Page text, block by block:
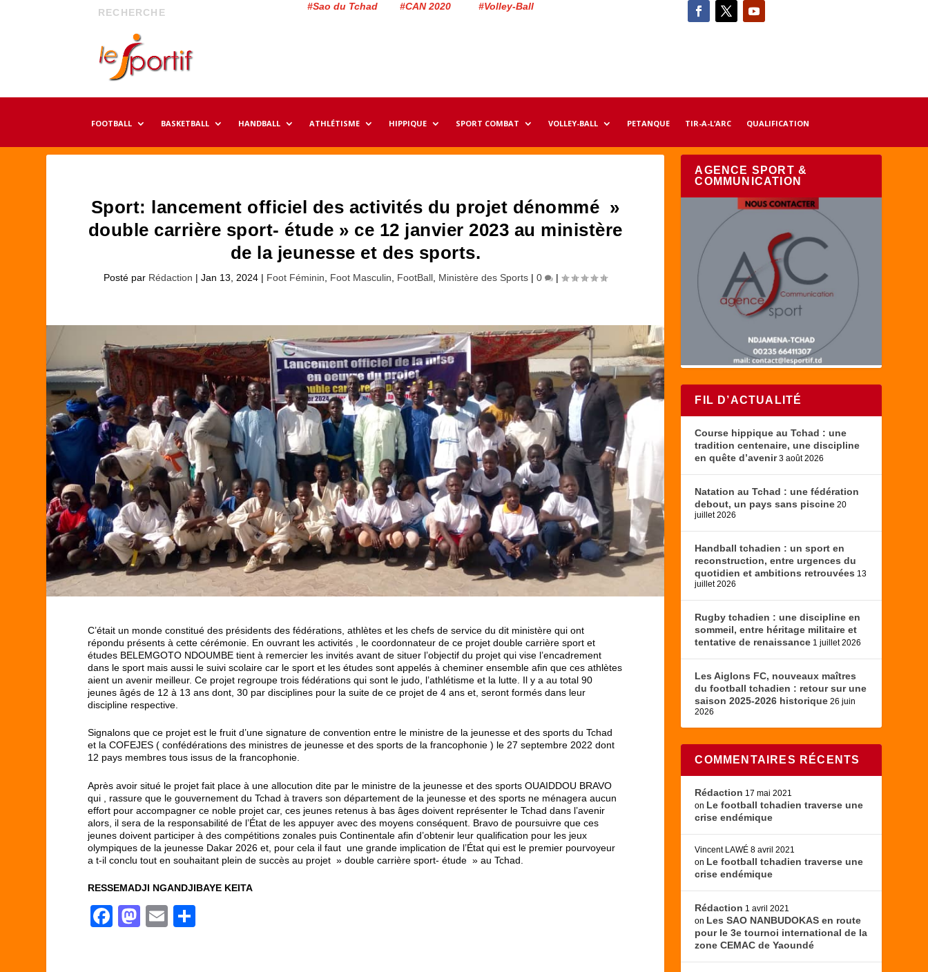
#Sao du Tchad #CAN 2020 #Volley-Ball
FOOTBALL BASKETBALL HANDBALL ATHLÉTISME HIPPIQUE SPORT COMBAT VOLLEY-BALL PETANQUE TIR-A-L’ARC QUALIFICATION
Sport: lancement officiel des activités du projet dénommé »
double carrière sport- étude » ce 12 janvier 2023 au ministère
de la jeunesse et des sports.
Posté par Rédaction |Jan 13, 2024 | Foot Féminin Foot Masculin FootBall Ministère des Sports |0 |
C’était un monde constitué des présidents des fédérations, athlètes et les chefs de service du dit ministère qui ont
répondu présents à cette cérémonie. En ouvrant les activités , le coordonnateur de ce projet double carrière sport et
études BELEMGOTO NDOUMBE tient à remercier les invités avant de situer l’objectif du projet qui vise l’encadrement
dans le sport mais aussi le suivi scolaire car le sport et les études sont appelés à cheminer ensemble afin que ces athlètes
aient un avenir meilleur. Ce projet regroupe trois fédérations qui sont le judo, l’athlétisme et la lutte. Il y a au total 90
jeunes âgés de 12 à 13 ans dont, 30 par disciplines pour la suite de ce projet de 4 ans et, seront formés dans leur
discipline respective.
Signalons que ce projet est le fruit d’une signature de convention entre le ministre de la jeunesse et des sports du Tchad
et la COFEJES ( confédérations des ministres de jeunesse et des sports de la francophonie ) le 27 septembre 2022 dont
12 pays membres tous issus de la francophonie.
Après avoir situé le projet fait place à une allocution dite par le ministre de la jeunesse et des sports OUAIDDOU BRAVO
qui , rassure que le gouvernement du Tchad à travers son département de la jeunesse et des sports ne ménagera aucun
effort pour accompagner ce noble projet car, ces jeunes retenus à bas âges doivent représenter le Tchad dans l’avenir
alors, il sera de la responsabilité de l’État de les appuyer avec des moyens conséquent. Bravo de poursuivre que ces
jeunes doivent participer à des compétitions zonales puis Continentale afin d’obtenir leur qualification pour les jeux
olympiques de la jeunesse Dakar 2026 et, pour cela il faut une grande implication de l’État qui est le premier pourvoyeur
a t-il conclu tout en souhaitant plein de succès au projet » double carrière sport- étude » au Tchad.
RESSEMADJI NGANDJIBAYE KEITA
F
M
E
AGENCE SPORT &
COMMUNICATION
FIL D’ACTUALITÉ
Course hippique au Tchad : une
tradition centenaire, une discipline
en quête d’avenir 3 août 2026
Natation au Tchad : une fédération
debout, un pays sans piscine 20
juillet 2026
Handball tchadien : un sport en
reconstruction, entre urgences du
quotidien et ambitions retrouvées 13
juillet 2026
Rugby tchadien : une discipline en
sommeil, entre héritage militaire et
tentative de renaissance 1 juillet 2026
Les Aiglons FC, nouveaux maîtres
du football tchadien : retour sur une
saison 2025-2026 historique 26 juin
2026
COMMENTAIRES RÉCENTS
Rédaction 17 mai 2021
on Le football tchadien traverse une
crise endémique
Vincent LAWÉ 8 avril 2021
on Le football tchadien traverse une
crise endémique
Rédaction 1 avril 2021
on Les SAO NANBUDOKAS en route
pour le 3e tournoi international de la
zone CEMAC de Yaoundé